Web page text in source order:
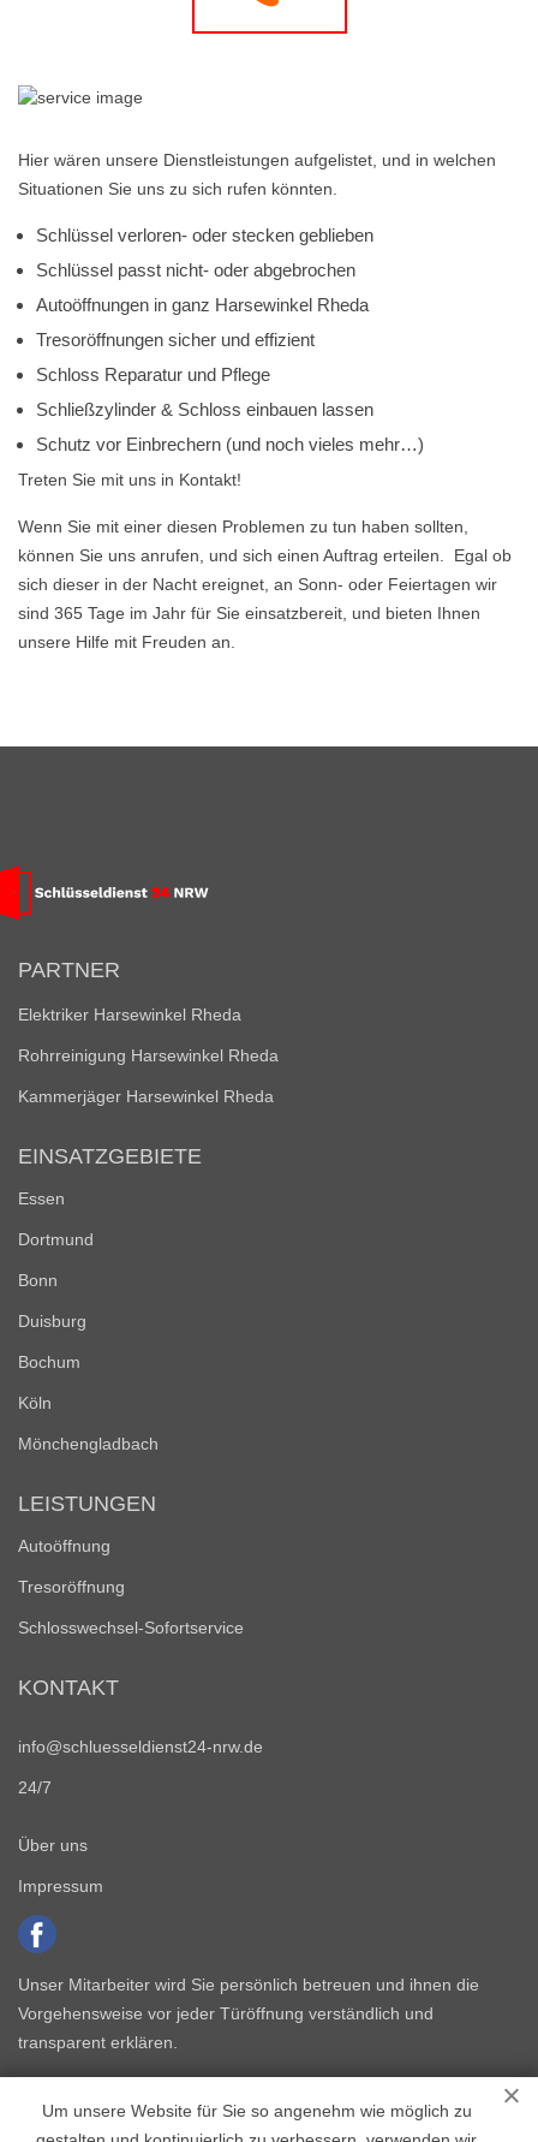
Hier wären unsere Dienstleistungen aufgelistet, und in welchen
Situationen Sie uns zu sich rufen könnten.
Schlüssel verloren- oder stecken geblieben
Schlüssel passt nicht- oder abgebrochen
Autoöffnungen in ganz Harsewinkel Rheda
Tresoröffnungen sicher und effizient
Schloss Reparatur und Pflege
Schließzylinder & Schloss einbauen lassen
Schutz vor Einbrechern (und noch vieles mehr…)
Treten Sie mit uns in Kontakt!
Wenn Sie mit einer diesen Problemen zu tun haben sollten,
können Sie uns anrufen, und sich einen Auftrag erteilen. Egal ob
sich dieser in der Nacht ereignet, an Sonn- oder Feiertagen wir
sind 365 Tage im Jahr für Sie einsatzbereit, und bieten Ihnen
unsere Hilfe mit Freuden an.
Um unsere Website für Sie so angenehm wie möglich zu
PARTNER
Elektriker Harsewinkel Rheda
Rohrreinigung Harsewinkel Rheda
Kammerjäger Harsewinkel Rheda
EINSATZGEBIETE
Essen
Dortmund
Bonn
Duisburg
Bochum
Köln
Mönchengladbach
LEISTUNGEN
Autoöffnung
Tresoröffnung
Schlosswechsel-Sofortservice
KONTAKT
info@schluesseldienst24-nrw.de
24/7
Über uns
Impressum
Unser Mitarbeiter wird Sie persönlich betreuen und ihnen die
Vorgehensweise vor jeder Türöffnung verständlich und
transparent erklären.